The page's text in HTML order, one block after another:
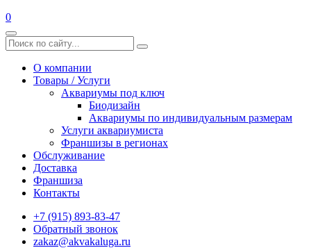
0
О компании
Товары / Услуги
Аквариумы под ключ
Биодизайн
Аквариумы по индивидуальным размерам
Услуги аквариумиста
Франшизы в регионах
Обслуживание
Доставка
Франшиза
Контакты
+7 (915) 893-83-47
Обратный звонок
zakaz@akvakaluga.ru